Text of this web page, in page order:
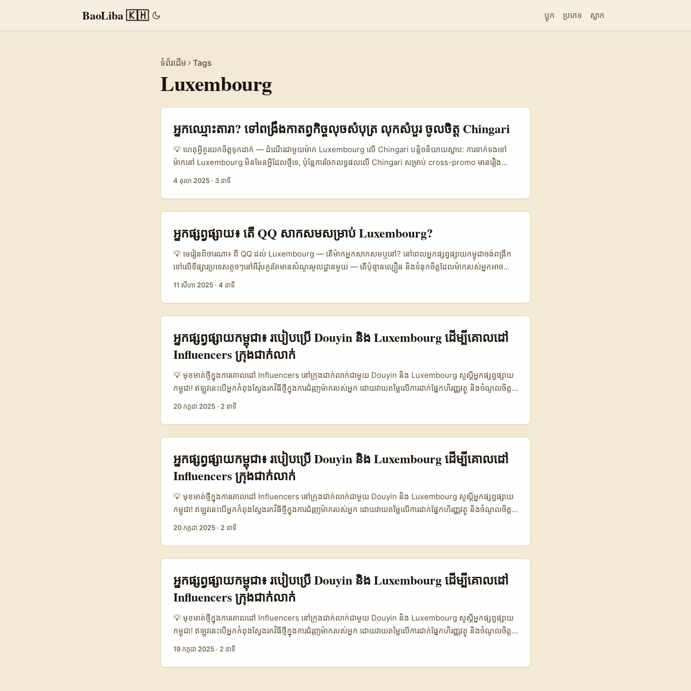
BaoLiba 🇰🇭 ប្លុក ប្រភេទ ស្លាក
ទំព័រដើម Tags
Luxembourg
អ្នកឈ្មោះតារា? ទៅពង្រឹងកាតព្វកិច្ចលុចសំបុត្រ លុកសំបួរ ចូលចិត្ត Chingari
💡 ហេតុអ្វីគួរយកចិត្តទុកដាក់ — ដំណើរជាមួយម៉ាក Luxembourg លើ Chingari បន្តិចនិយាយស្លាប: ការទាក់ទងទៅ
ម៉ាកនៅ Luxembourg មិនមែនអ្វីដែលថ្មីទេ, ប៉ុន្តែការចែកលទ្ធផលលើ Chingari សម្រាប់ cross-promo មានរឿង
ដាច់ខាតពិសេស។ Luxembourg មានម៉ាកធម្មជាតិសំខាន់ៗ (luxury, sustainable goods, start-ups) ហើយ
អតិថិជននៅអឺរ៉ុបចំណូលខ្ពស់ — នេះបើកឱកាសសម្រាប់ content ដែល target audience ជាអ្នកទេសចរណ៍,
shoppers luxury និង B2B buyers។ នៅកម្ពុជា ពេលអ្នកសាកល្បងស្នាក់នៅលើ Chingari — ជំហានមិនមែនត្រឹម
បង្ហាញទេ វាជារៀបចំបែប strategic: ចាប់ផ្តើមពីការយល់ដឹងពីម៉ាក Luxembourg, បង្ហាញគំរូ localized, និង ផ្តល់ KPI
សងខាង។ អត្ថបទនេះប្រើចំណេះដឹងលើគន្លងផ្សព្វផ្សាយ, ទិន្នន្យ័យទីផ្សារ (យោងពី Globenewswire report trends
លើ luxury និង innovation), និង practical outreach scripts ដែលអ្នកអាចប្រើបានពហុទ្វារ។ ...
4 តុលា 2025 · 3 នាទី
អ្នកផ្សព្វផ្សាយ៖ តើ QQ សាកសមសម្រាប់ Luxembourg?
💡 មេរៀនពិចារណា៖ ពី QQ ដល់ Luxembourg — តើម៉ាកអ្នកសាកសម​ឬនៅ? នៅពេលអ្នកផ្សព្វផ្សាយកម្ពុជាចង់ពង្រីក
ទៅលើទីផ្សារប្រទេសតូចៗនៅអឺរ៉ុបគួរតែមានសំណួរមូលដ្ឋានមួយ — តើប៉ុន្មានល្បឿន និងទំនុកចិត្តដែលម៉ាក​របស់អ្នកអាច
ទទួលបាននៅទីនោះ? សម្រាប់ខ្សែសង្វាក់ “QQ → Luxembourg” វិបត្តិមិនមែនត្រឹមតែបច្ចេកទេសប៉ុណ្ណោះទេ — វាជាការ
ដាក់ពីงานរាយការណ៍ទូទៅ — ឧទាហរណ៍ ប្រជាជនគាំទ្រម៉ាក “Hong Kong” មានគំនិតថាផលិតផលមានគុណភាព និង
សុវត្ថិភាព (យោងពី Reference Content) — សញ្ញានេះធ្វើឱ្យមានវាលសំខាន់សម្រាប់ការបញ្ជាក់ផលិតផល (product
suitability) នៅក្នុងការធ្វើទីផ្សារចូលទៅក្នុងសហគមន៍ចិនអន្តរជាតិនៅអឺរ៉ុប។ ក្នុងអត្ថបទនេះ ខ្ញុំនឹងបង្ហាញពី៖ - ពិភាក្សាអំពី
ហេតុផលដែល QQ អាចជាចំណុចចាប់ផ្ដើមសម្រាប់ម៉ាកចិនឬម៉ាកដែលមានគោលដៅភាសាចិនក្នុង Luxembourg; - តារាង
ទិន្នន័យបង្ហាញភាពប្រៀបធៀបរវាង QQ និងច្រើនឆានែលផ្សព្វផ្សាយផ្សេងទៀត; - យុទ្ធសាស្ត្រពិសេសសម្រាប់ “បញ្ជាក់
ភាពសមស្រប” និងទទួលបានការទុកចិត្តពីអ្នកប្រើនៅ Luxembourg; - សំណួរញឹកញាប់ និងចំពោះអ្នកផ្សព្វផ្សាយក្នុង
កម្ពុជា — ដើម្បីអ្នកចាកើតបានជោគជ័យដោយសុវត្ថិភាព។ ខ្ញុំសរសេររឿងនេះនៅថ្ងៃទី 10 សីហា 2025 ដោយប្រើការក្រោយ
ពិចារណាពីរោងព្រឹត្តិការណ៍ថ្មីៗ (ឧ. ការចេញលក់ presale របស់ Bitcoin Swift ក្នុង Luxembourg [MENAFN], និង
ទំរង់ influencer marketing ទំនើប [techbullion]) ដើម្បីផ្គាប់បទពិសោធន៍អនឡាញជាក់ស្តែងសម្រាប់អ្នក។ ...
11 សីហា 2025 · 4 នាទី
អ្នកផ្សព្វផ្សាយកម្ពុជា៖ របៀបប្រើ Douyin និង Luxembourg ដើម្បីគោលដៅ
Influencers ក្រុងជាក់លាក់
💡 មុខមាត់ថ្មីក្នុងការគោលដៅ Influencers នៅក្រុងជាក់លាក់ជាមួយ Douyin និង Luxembourg សួស្តីអ្នកផ្សព្វផ្សាយ
កម្ពុជា! ឥឡូវនេះបើអ្នកកំពុងស្វែងរកវិធីថ្មីក្នុងការជំរុញម៉ាករបស់អ្នក ដោយវាយតម្លៃលើការដាក់ផ្នែកហិរញ្ញវត្ថុ និងចំណូលចិត្ត
អ្នកប្រើប្រាស់នៅតំបន់ពិសេសណាមួយ ដូចជា Luxembourg ក៏ដូចជាក្រុងជាក់លាក់ផ្សេងៗ អត្ថបទនេះសម្រាប់អ្នក!
Douyin កំពុងលេចធ្លោជាវេទិកាដ៏មានប្រសិទ្ធភាពបំផុតសម្រាប់ការបង្កើតការលក់និងការផ្សព្វផ្សាយមាតិកាវីដេអូខ្លី។ ទោះបីជា
ជាតិសាសន៍និងភាសារបស់ប្រជាជននៅ Luxembourg និងកម្ពុជាខុសគ្នា ក៏ដោយ ការប្រើប្រាស់ influencers នៅតំបន់
ជាក់លាក់ក៏អាចធ្វើឲ្យម៉ាករបស់អ្នកដំណើរការលឿនជាងមុន។ ហេតុអ្វី? ព្រោះ influencers ក្នុងក្រុងមួយៗមានអ្នកគាំទ្រដែល
ជាអ្នកប្រើប្រាស់ក្នុងតំបន់នោះដោយផ្ទាល់។ ការចូលរួមជាមួយពួកគេ មិនត្រឹមតែជួយបង្កើនការទំនាក់ទំនងនិងអតិថិជនទេ
ប៉ុន្តែថែមទាំងជួយឲ្យម៉ាកអ្នកមានភាពជាក់លាក់នៅក្នុងទីផ្សារប្រកួតប្រជែងនេះ។ 📊 តារាងទិន្នន័យ៖ ការប្រៀបធៀបចំណែក
លក់ផលិតផលសុខភាពតាម Douyin និងវេទិកាផ្សេងៗនៅចិន (2022-2023) វេទិកា ចំណែកលក់ឆ្នាំ 2022 (%) ចំណែក
លក់ឆ្នាំ 2023 (%) កំណើន (%) Tmall 59.6 40.3 -19.3 Douyin 18.9 38.8 +19.9 JD Health 21.4 20.9
-0.5 តារាងនេះបង្ហាញថា Douyin មានកំណើនល្បឿនខ្លាំងក្នុងការចែកចាយផលិតផលសុខភាពពីឆ្នាំ 2022 ទៅ 2023។ ពី
18.9% កើនដល់ 38.8% ដែលជាការកើនឡើងប្រហែល 20%។ នេះបង្ហាញថា Douyin កំពុងក្លាយជាវេទិកាដ៏សំខាន់
សម្រាប់ម៉ាកនៅលើទីផ្សារបច្ចុប្បន្ន ទោះបីជា Tmall នៅតែមានចំណែកលក់ខ្ពស់ប៉ុន្តែបានធ្លាក់ចុះយ៉ាងច្បាស់។ ...
20 កក្កដា 2025 · 2 នាទី
អ្នកផ្សព្វផ្សាយកម្ពុជា៖ របៀបប្រើ Douyin និង Luxembourg ដើម្បីគោលដៅ
Influencers ក្រុងជាក់លាក់
💡 មុខមាត់ថ្មីក្នុងការគោលដៅ Influencers នៅក្រុងជាក់លាក់ជាមួយ Douyin និង Luxembourg សួស្តីអ្នកផ្សព្វផ្សាយ
កម្ពុជា! ឥឡូវនេះបើអ្នកកំពុងស្វែងរកវិធីថ្មីក្នុងការជំរុញម៉ាករបស់អ្នក ដោយវាយតម្លៃលើការដាក់ផ្នែកហិរញ្ញវត្ថុ និងចំណូលចិត្ត
អ្នកប្រើប្រាស់នៅតំបន់ពិសេសណាមួយ ដូចជា Luxembourg ក៏ដូចជាក្រុងជាក់លាក់ផ្សេងៗ អត្ថបទនេះសម្រាប់អ្នក!
Douyin កំពុងលេចធ្លោជាវេទិកាដ៏មានប្រសិទ្ធភាពបំផុតសម្រាប់ការបង្កើតការលក់និងការផ្សព្វផ្សាយមាតិកាវីដេអូខ្លី។ ទោះបីជា
ជាតិសាសន៍និងភាសារបស់ប្រជាជននៅ Luxembourg និងកម្ពុជាខុសគ្នា ក៏ដោយ ការប្រើប្រាស់ influencers នៅតំបន់
ជាក់លាក់ក៏អាចធ្វើឲ្យម៉ាករបស់អ្នកដំណើរការលឿនជាងមុន។ ហេតុអ្វី? ព្រោះ influencers ក្នុងក្រុងមួយៗមានអ្នកគាំទ្រដែល
ជាអ្នកប្រើប្រាស់ក្នុងតំបន់នោះដោយផ្ទាល់។ ការចូលរួមជាមួយពួកគេ មិនត្រឹមតែជួយបង្កើនការទំនាក់ទំនងនិងអតិថិជនទេ
ប៉ុន្តែថែមទាំងជួយឲ្យម៉ាកអ្នកមានភាពជាក់លាក់នៅក្នុងទីផ្សារប្រកួតប្រជែងនេះ។ 📊 តារាងទិន្នន័យ៖ ការប្រៀបធៀបចំណែក
លក់ផលិតផលសុខភាពតាម Douyin និងវេទិកាផ្សេងៗនៅចិន (2022-2023) វេទិកា ចំណែកលក់ឆ្នាំ 2022 (%) ចំណែក
លក់ឆ្នាំ 2023 (%) កំណើន (%) Tmall 59.6 40.3 -19.3 Douyin 18.9 38.8 +19.9 JD Health 21.4 20.9
-0.5 តារាងនេះបង្ហាញថា Douyin មានកំណើនល្បឿនខ្លាំងក្នុងការចែកចាយផលិតផលសុខភាពពីឆ្នាំ 2022 ទៅ 2023។ ពី
18.9% កើនដល់ 38.8% ដែលជាការកើនឡើងប្រហែល 20%។ នេះបង្ហាញថា Douyin កំពុងក្លាយជាវេទិកាដ៏សំខាន់
សម្រាប់ម៉ាកនៅលើទីផ្សារបច្ចុប្បន្ន ទោះបីជា Tmall នៅតែមានចំណែកលក់ខ្ពស់ប៉ុន្តែបានធ្លាក់ចុះយ៉ាងច្បាស់។ ...
20 កក្កដា 2025 · 2 នាទី
អ្នកផ្សព្វផ្សាយកម្ពុជា៖ របៀបប្រើ Douyin និង Luxembourg ដើម្បីគោលដៅ
Influencers ក្រុងជាក់លាក់
💡 មុខមាត់ថ្មីក្នុងការគោលដៅ Influencers នៅក្រុងជាក់លាក់ជាមួយ Douyin និង Luxembourg សួស្តីអ្នកផ្សព្វផ្សាយ
កម្ពុជា! ឥឡូវនេះបើអ្នកកំពុងស្វែងរកវិធីថ្មីក្នុងការជំរុញម៉ាករបស់អ្នក ដោយវាយតម្លៃលើការដាក់ផ្នែកហិរញ្ញវត្ថុ និងចំណូលចិត្ត
អ្នកប្រើប្រាស់នៅតំបន់ពិសេសណាមួយ ដូចជា Luxembourg ក៏ដូចជាក្រុងជាក់លាក់ផ្សេងៗ អត្ថបទនេះសម្រាប់អ្នក!
Douyin កំពុងលេចធ្លោជាវេទិកាដ៏មានប្រសិទ្ធភាពបំផុតសម្រាប់ការបង្កើតការលក់និងការផ្សព្វផ្សាយមាតិកាវីដេអូខ្លី។ ទោះបីជា
ជាតិសាសន៍និងភាសារបស់ប្រជាជននៅ Luxembourg និងកម្ពុជាខុសគ្នា ក៏ដោយ ការប្រើប្រាស់ influencers នៅតំបន់
19 កក្កដា 2025 · 2 នាទី